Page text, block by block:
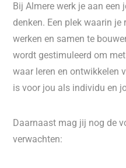
Bij Almere werk je aan
denken. Een plek waarin
werken en samen te
wordt gestimuleerd om
waar leren en ontwikkelen
is voor jou als individu en
Daarnaast mag jij nog de
verwachten: